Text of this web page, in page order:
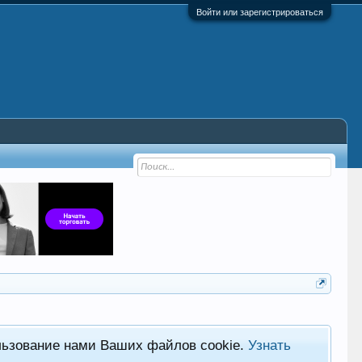
Войти или зарегистрироваться
нами Ваших файлов cookie.Узнать